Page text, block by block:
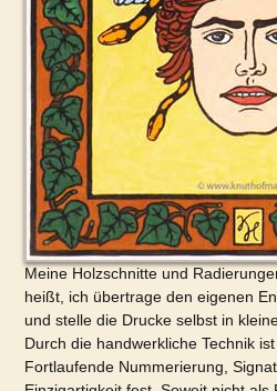
Meine Holzschnitte und
heißt, ich übertrage den eigenen
und stelle die Drucke selbst in
Durch die handwerkliche Technik
Fortlaufende Nummerierung,